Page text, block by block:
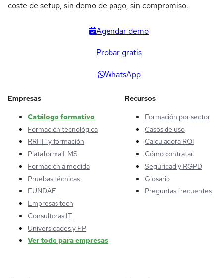
coste de setup, sin demo de pago, sin compromiso.
Agendar demo
Probar gratis
WhatsApp
Empresas
Catálogo formativo
Formación tecnológica
RRHH y formación
Plataforma LMS
Formación a medida
Pruebas técnicas
FUNDAE
Empresas tech
Consultoras IT
Universidades y FP
Ver todo para empresas
Recursos
Formación por sector
Casos de uso
Calculadora ROI
Cómo contratar
Seguridad y RGPD
Glosario
Preguntas frecuentes